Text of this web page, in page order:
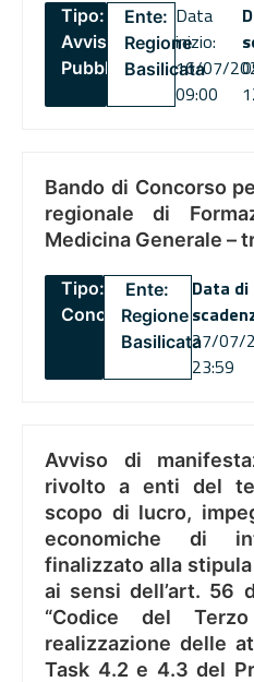
Tipo:
Avviso
Pubblico
Ente:
Regione
Basilicata
Data
inizio:
16/07/
09:00
Bando di Concorso
regionale di
Medicina Generale –
Tipo:
Concorsi
Ente:
Regione
Basilicata
Data di
27/07/
23:59
Avviso di
rivolto a enti del
scopo di lucro,
economiche di
finalizzato alla
ai sensi dell’art. 56
“Codice del
realizzazione delle
Task 4.2 e 4.3 del